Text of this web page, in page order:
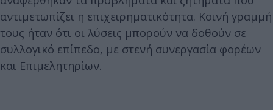
αντιμετωπίζει η επιχειρηματικότητα. Κοινή γραμμή
τους ήταν ότι οι λύσεις μπορούν να δοθούν σε
συλλογικό επίπεδο, με στενή συνεργασία φορέων
και Επιμελητηρίων.